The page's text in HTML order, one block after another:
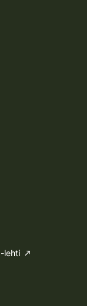
lehti